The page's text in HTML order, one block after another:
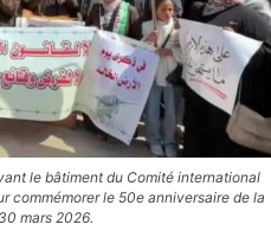
le bâtiment du Comité international
commémorer le 50e anniversaire de la
mars 2026.